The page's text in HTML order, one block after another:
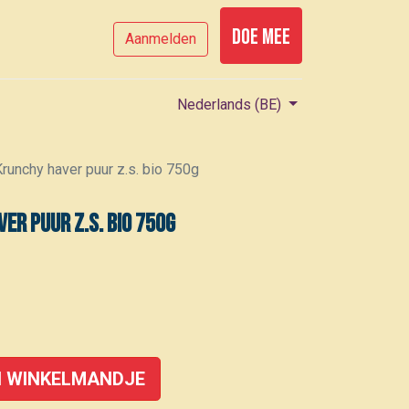
Aanmelden Doe mee
Nederlands (BE)
haver puur z.s. bio 750g
puur z.s. bio 750g
WINKELMANDJE